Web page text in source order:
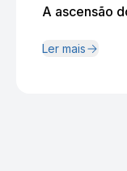
A ascensão
Ler mais